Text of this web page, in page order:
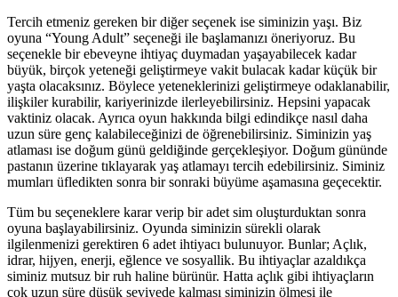
Tercih etmeniz gereken bir diğer seçenek ise siminizin yaşı. Biz
oyuna “Young Adult” seçeneği ile başlamanızı öneriyoruz. Bu
seçenekle bir ebeveyne ihtiyaç duymadan yaşayabilecek kadar
büyük, birçok yeteneği geliştirmeye vakit bulacak kadar küçük bir
yaşta olacaksınız. Böylece yeteneklerinizi geliştirmeye odaklanabilir,
ilişkiler kurabilir, kariyerinizde ilerleyebilirsiniz. Hepsini yapacak
vaktiniz olacak. Ayrıca oyun hakkında bilgi edindikçe nasıl daha
uzun süre genç kalabileceğinizi de öğrenebilirsiniz. Siminizin yaş
atlaması ise doğum günü geldiğinde gerçekleşiyor. Doğum gününde
pastanın üzerine tıklayarak yaş atlamayı tercih edebilirsiniz. Siminiz
mumları üfledikten sonra bir sonraki büyüme aşamasına geçecektir.
Tüm bu seçeneklere karar verip bir adet sim oluşturduktan sonra
oyuna başlayabilirsiniz. Oyunda siminizin sürekli olarak
ilgilenmenizi gerektiren 6 adet ihtiyacı bulunuyor. Bunlar; Açlık,
idrar, hijyen, enerji, eğlence ve sosyallik. Bu ihtiyaçlar azaldıkça
siminiz mutsuz bir ruh haline bürünür. Hatta açlık gibi ihtiyaçların
çok uzun süre düşük seviyede kalması siminizin ölmesi ile